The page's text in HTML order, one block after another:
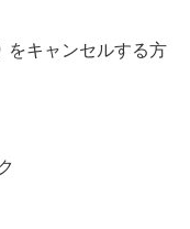
をキャンセルする方